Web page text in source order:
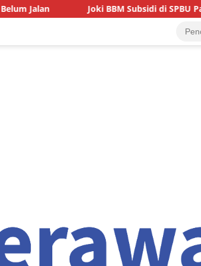
Joki BBM Subsidi di SPBU Pasarwajo